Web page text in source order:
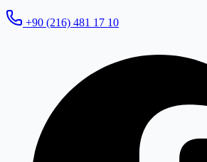
+90 (216) 481 17 10